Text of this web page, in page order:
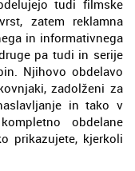
tudi filmske
zatem reklamna
in informativnega
pa tudi in serije
Njihovo obdelavo
zadolženi za
in tako v
obdelane
prikazujete, kjerkoli